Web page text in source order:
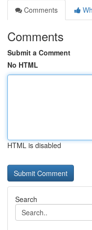
Comments
Comments
Submit a Comment
No HTML
HTML is disabled
Search